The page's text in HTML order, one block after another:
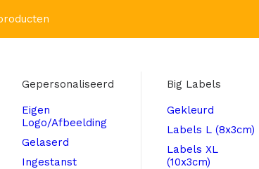
Gepersonaliseerd
Eigen
Logo/Afbeelding
Gelaserd
Ingestanst
Big Labels
Gekleurd
Labels L (8x3cm)
Labels XL
(10x3cm)